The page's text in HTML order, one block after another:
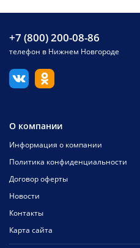
+7 (800) 200-08-86
телефон в Нижнем Новгороде
О компании
Информация о компании
Политика конфиденциальности
Договор оферты
Новости
Контакты
Карта сайта